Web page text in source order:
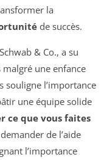
la
de succès.
& Co., a su
une enfance
souligne l’importance
une équipe solide
ce que vous faites
de l’aide
l’importance